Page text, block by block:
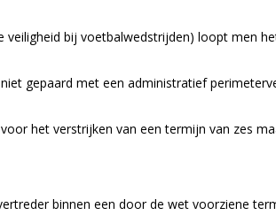
bij voetbalwedstrijden) loopt men
gepaard met een administratief
het verstrijken van een termijn van zes
binnen een door de wet voorziene